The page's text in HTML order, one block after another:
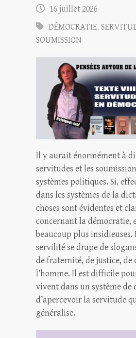
16 juillet 2026
DÉMOCRATIE,
SOUMISSION
Il y aurait énormément à
servitudes et les
systèmes politiques. Si,
dans les systèmes de la
choses sont évidentes et
concernant la démocratie,
beaucoup plus insidieuses.
servilité se drape de
de fraternité, de justice, de
l’homme. Il est difficile
vivent dans un système de
d’apercevoir la servitude
généralise.